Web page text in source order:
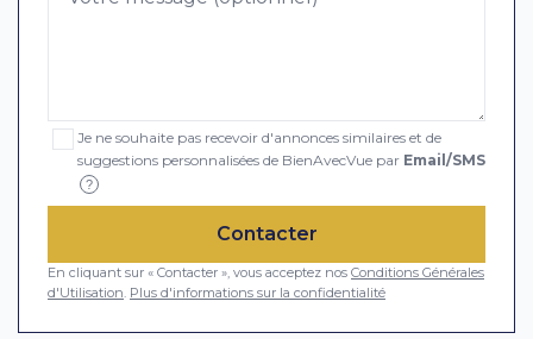
Je ne souhaite pas recevoir d'annonces similaires et de
suggestions personnalisées de BienAvecVue par Email/SMS
?
Contacter
En cliquant sur « Contacter », vous acceptez nos Conditions Générales
d'Utilisation Plus d'informations sur la confidentialité